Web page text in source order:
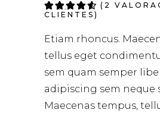
Valorado
4.50
en
2
de
( 2
CLIENTES)
Etiam rhoncus.
tellus eget
sem quam semper
adipiscing sem neque
Maecenas tempus,